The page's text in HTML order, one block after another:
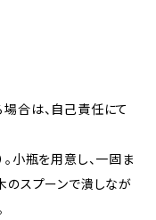
合は、自己責任にて
小瓶を用意し、一固ま
のスプーンで潰しなが